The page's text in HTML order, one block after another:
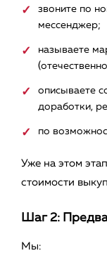
звоните по
мессенджер;
называете
описываете
доработки,
по
Уже на этом
стоимости
Шаг 2:
Мы: